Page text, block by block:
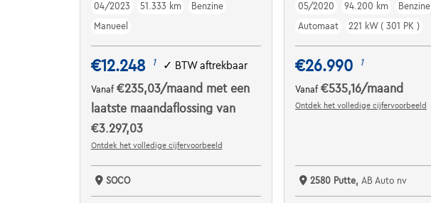
04/2023
51.333 km
Benzine
Manueel
€12.248 1 ✓ BTW aftrekbaar
Vanaf €235,03/maand met een
laatste maandaflossing van
€3.297,03
Ontdek het volledige cijfervoorbeeld
SOCO
05/2020
94.200 km
Benzine
Automaat
221 kW ( 301 PK )
€26.990 1
Vanaf€535,16/maand
Ontdek het volledige cijfervoorbeeld
2580 Putte, AB Auto nv